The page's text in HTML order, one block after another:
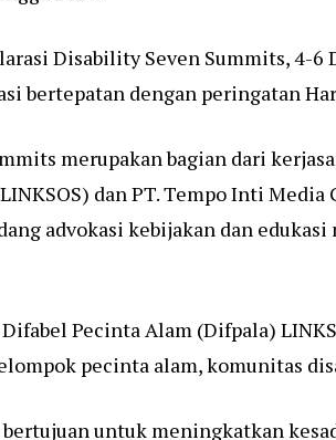
Disability Seven Summits, 4-6
bertepatan dengan peringatan
merupakan bagian dari
dan PT. Tempo Inti
advokasi kebijakan dan
Pecinta Alam (Difpala)
pecinta alam, komunitas
untuk meningkatkan